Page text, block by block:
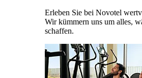
Erleben Sie bei Novotel
Wir kümmern uns um alles,
schaffen.